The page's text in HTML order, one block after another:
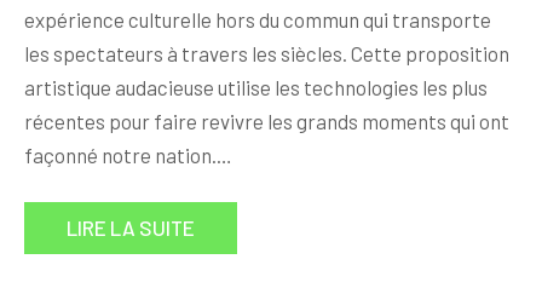
expérience culturelle hors du commun qui transporte
les spectateurs à travers les siècles. Cette proposition
artistique audacieuse utilise les technologies les plus
récentes pour faire revivre les grands moments qui ont
façonné notre nation.…
LIRE LA SUITE